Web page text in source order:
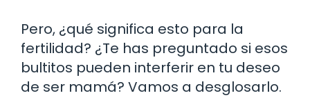
Pero, ¿qué significa esto para la
fertilidad? ¿Te has preguntado si esos
bultitos pueden interferir en tu deseo
de ser mamá? Vamos a desglosarlo.